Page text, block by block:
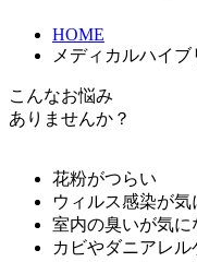
HOME
メディカルハイ
こんなお悩み
ありませんか？
花粉がつらい
ウィルス感染が気
室内の臭いが気に
カビやダニアレ